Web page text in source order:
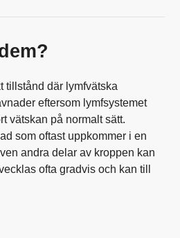
tillstånd där lymfvätska
eftersom lymfsystemet
vätskan på normalt sätt.
som oftast uppkommer i en
andra delar av kroppen kan
ofta gradvis och kan till